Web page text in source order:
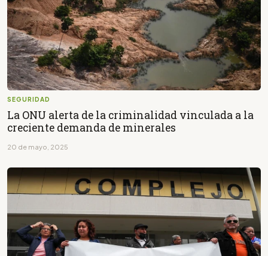
SEGURIDAD
La ONU alerta de la criminalidad vinculada a la
creciente demanda de minerales
20 de mayo, 2025